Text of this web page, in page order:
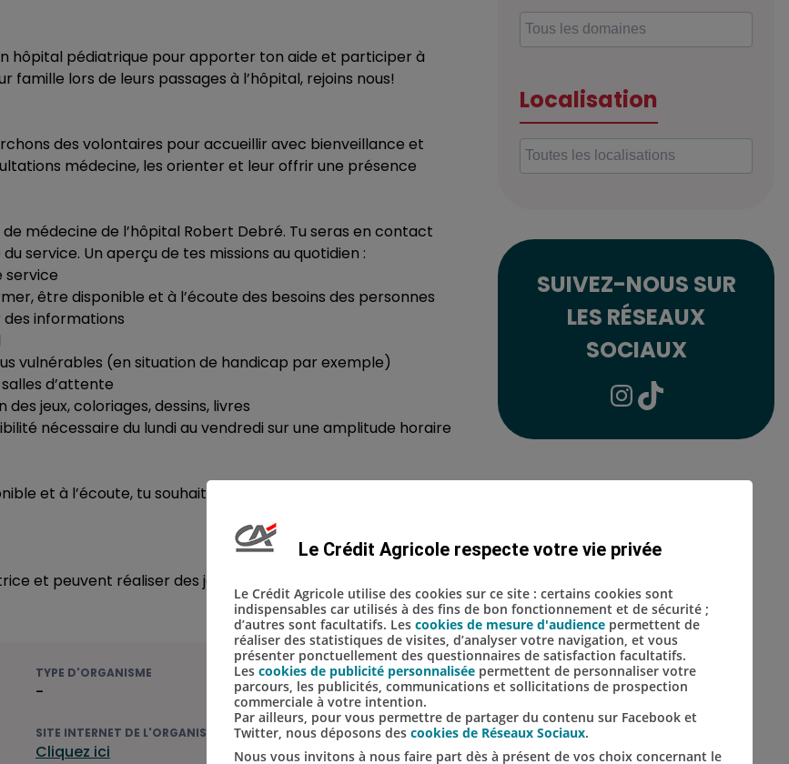
hôpital pédiatrique pour apporter ton aide et participer à
famille lors de leurs passages à l’hôpital, rejoins nous!
des volontaires pour accueillir avec bienveillance et
médecine, les orienter et leur offrir une présence
médecine de l’hôpital Robert Debré. Tu seras en contact
service. Un aperçu de tes missions au quotidien :
service
être disponible et à l’écoute des besoins des personnes
informations
vulnérables (en situation de handicap par exemple)
d’attente
jeux, coloriages, dessins, livres
nécessaire du lundi au vendredi sur une amplitude horaire
et à l’écoute, tu souhaites évoluer au sein d’un hôpital, nous
et peuvent réaliser des journées d’observation au sein
TYPE D'ORGANISME
-
SITE INTERNET DE L'ORGANISME
Cliquez ici
Localisation
SUIVEZ-NOUS SUR
LES RÉSEAUX
SOCIAUX
Lien vers le compte
Lien vers le
Le Crédit Agricole respecte votre vie privée
Le Crédit Agricole utilise des cookies sur ce site : certains cookies sont
indispensables car utilisés à des fins de bon fonctionnement et de sécurité ;
d’autres sont facultatifs. Les cookies de mesure d'audience permettent de
réaliser des statistiques de visites, d’analyser votre navigation, et vous
présenter ponctuellement des questionnaires de satisfaction facultatifs.
Les cookies de publicité personnalisée permettent de personnaliser votre
parcours, les publicités, communications et sollicitations de prospection
commerciale à votre intention.
Par ailleurs, pour vous permettre de partager du contenu sur Facebook et
Twitter, nous déposons des cookies de Réseaux Sociaux.
Nous vous invitons à nous faire part dès à présent de vos choix concernant le